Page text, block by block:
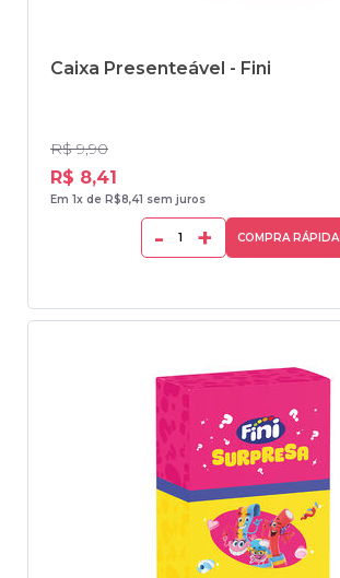
Caixa Presenteável - Fini
R$ 9,90
R$ 8,41
Em 1x de R$8,41 sem juros
- + COMPRA RÁPIDA